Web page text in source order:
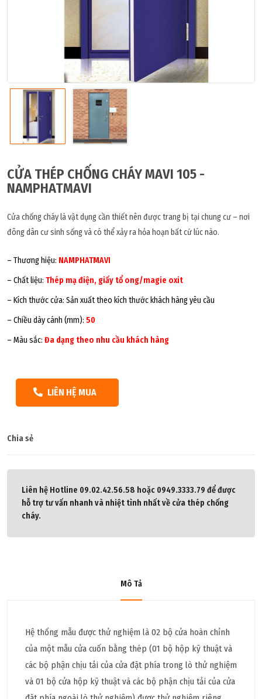
CỬA THÉP CHỐNG CHÁY MAVI 105 -
NAMPHATMAVI
Cửa chống cháy là vật dụng cần thiết nên được trang bị tại chung cư – nơi
đông dân cư sinh sống và có thể xảy ra hỏa hoạn bất cứ lúc nào.
– Thương hiệu: NAMPHATMAVI
– Chất liệu: Thép mạ điện, giấy tổ ong/magie oxit
– Kích thước cửa: Sản xuất theo kích thước khách hàng yêu cầu
– Chiều dày cánh (mm): 50
– Màu sắc: Đa dạng theo nhu cầu khách hàng
LIÊN HỆ MUA
Chia sẻ
Liên hệ Hotline 09.02.42.56.58 hoặc 0949.3333.79 để được
hỗ trợ tư vấn nhanh và nhiệt tình nhất về cửa thép chống
cháy.
Mô Tả
Hệ thống mẫu được thử nghiệm là 02 bộ cửa hoàn chỉnh
của một mẫu cửa cuốn bằng thép (01 bộ hộp kỹ thuật và
các bộ phận chịu tải của cửa đặt phía trong lò thử nghiệm
và 01 bộ cửa hộp kỹ thuật và các bộ phận chịu tải của cửa